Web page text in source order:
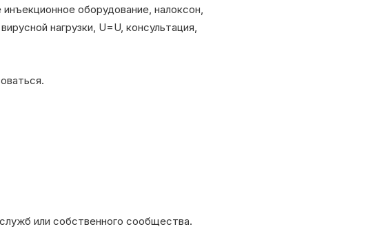
оборудование, налоксон,
нагрузки, U=U, консультация,
или собственного сообщества.